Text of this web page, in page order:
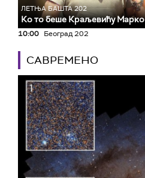
ЛЕТЊА БАШТА 202
Ко то беше Краљевићу Марко
10:00 Београд 202
САВРЕМЕНО